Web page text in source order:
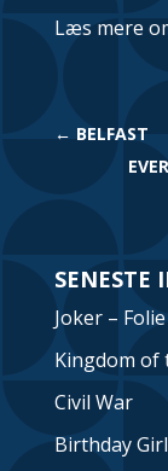
Læs mere
← BELFAST
SENESTE
Joker –
Kingdom of
Civil War
Birthday Girl